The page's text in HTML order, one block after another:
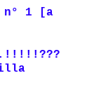
n° 1 [a